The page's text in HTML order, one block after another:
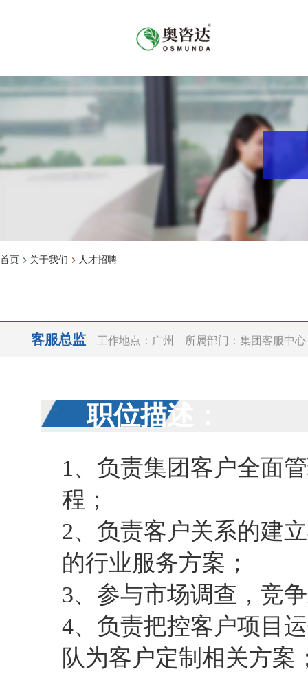
首页 关于我们 人才招聘
客服总监 工作地点：广州 所属部门：集团客服中
职位描述：
1、负责集团客户全面
程；
2、负责客户关系的建
的行业服务方案；
3、参与市场调查，竞
4、负责把控客户项目
队为客户定制相关方案